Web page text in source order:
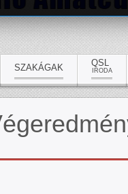
SZAKÁGAK QSL
IRODA